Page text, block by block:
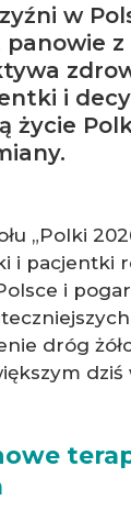
w
z
i
życie
„Polki
pacjentki
i
dróg